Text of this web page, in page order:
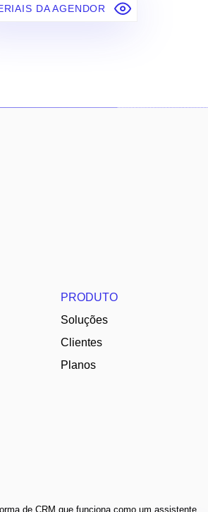
DA AGENDOR
PRODUTO
Soluções
Clientes
Planos
de CRM que funciona como um assistente